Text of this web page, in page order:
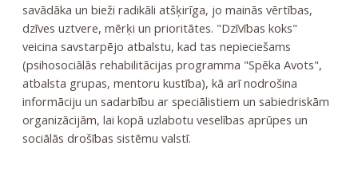
savādāka un bieži radikāli atšķirīga, jo mainās vērtības,
dzīves uztvere, mērķi un prioritātes. "Dzīvības koks"
veicina savstarpējo atbalstu, kad tas nepieciešams
(psihosociālās rehabilitācijas programma "Spēka Avots",
atbalsta grupas, mentoru kustība), kā arī nodrošina
informāciju un sadarbību ar speciālistiem un sabiedriskām
organizācijām, lai kopā uzlabotu veselības aprūpes un
sociālās drošības sistēmu valstī.